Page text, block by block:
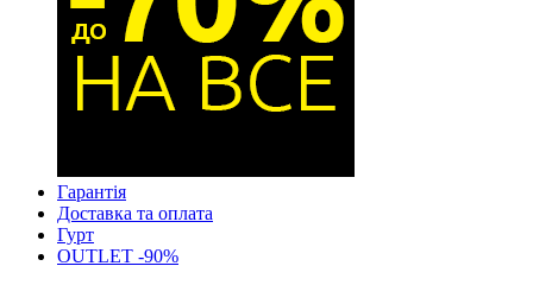
Гарантія
Доставка та оплата
Гурт
OUTLET -90%